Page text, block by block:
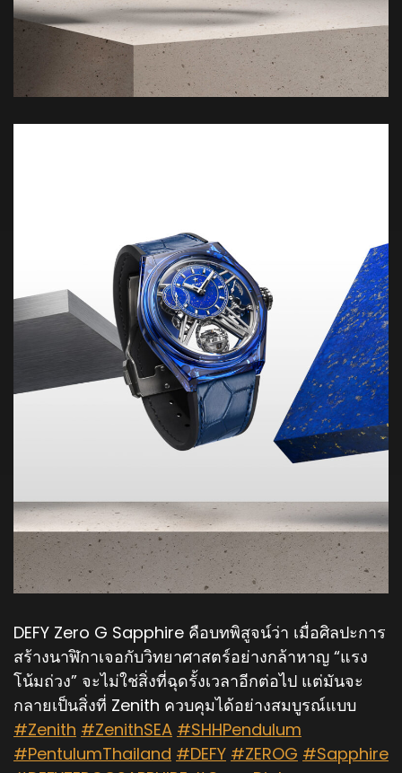
DEFY Zero G Sapphire คือบทพิสูจน์ว่า เมื่อศิลปะการ
สร้างนาฬิกาเจอกับวิทยาศาสตร์อย่างกล้าหาญ “แรง
โน้มถ่วง” จะไม่ใช่สิ่งที่ฉุดรั้งเวลาอีกต่อไป แต่มันจะ
กลายเป็นสิ่งที่ Zenith ควบคุมได้อย่างสมบูรณ์แบบ
#Zenith #ZenithSEA #SHHPendulum
#PentulumThailand #DEFY #ZEROG #Sapphire